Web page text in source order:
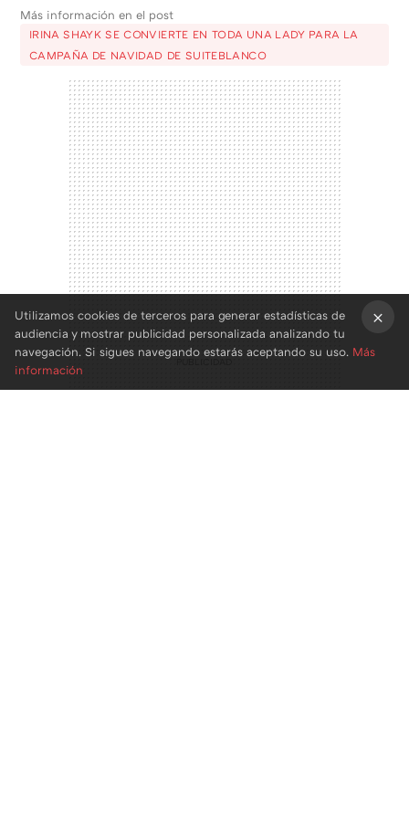
Más información en el post
IRINA SHAYK SE CONVIERTE EN TODA UNA LADY PARA LA
CAMPAÑA DE NAVIDAD DE SUITEBLANCO
Utilizamos cookies de terceros para generar estadísticas de
audiencia y mostrar publicidad personalizada analizando tu
navegación. Si sigues navegando estarás aceptando su uso. Más
información